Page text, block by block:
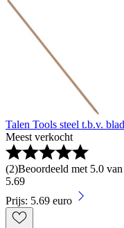
Talen Tools steel t.b.v.
Meest verkocht
(2)Beoordeeld met 5.0
5.69
Prijs: 5.69 euro